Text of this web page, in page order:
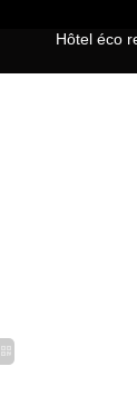
Hôtel éco
Le